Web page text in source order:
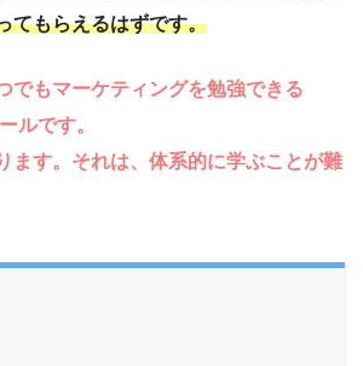
てもらえるはずです。
でもマーケティングを勉強できる
ルです。
ます。それは、体系的に学ぶことが難